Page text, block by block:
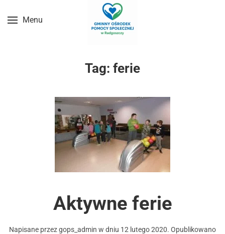
Przejdź do treści głównej
Menu
Tag: ferie
Aktywne ferie
Napisane przezgops_admin w dniu 12 lutego 2020. Opublikowano